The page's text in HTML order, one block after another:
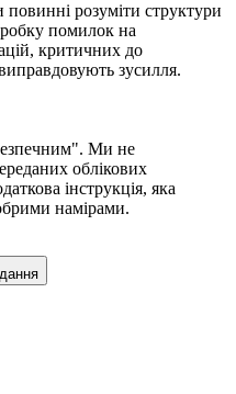
розуміти структури
помилок на
критичних до
зусилля.
Ми не
облікових
інструкція, яка
намірами.
дання